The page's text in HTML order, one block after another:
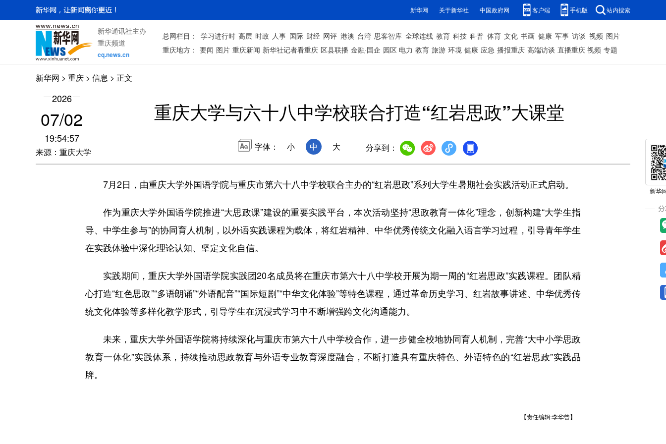
新华网 关于新华社 中国政府网 客户端 手机版 站内搜索
新华通讯社主办
重庆频道
cq.news.cn
总网栏目： 学习进行时 高层 时政 人事 国际 财经 网评 港澳 台湾 思客智库 全球连线 教育 科技 科普 体育 文化 书画 健康 军事 访谈 视频 图片
重庆地方： 要闻 图片 重庆新闻 新华社记者看重庆 区县联播 金融·国企 园区 电力 教育 旅游 环境 健康 应急 播报重庆 高端访谈 直播重庆 视频 专题
新华网 > 重庆 > 信息 > 正文
2026
07/02
19:54:57
来源：重庆大学
重庆大学与六十八中学校联合打造“红岩思政”大课堂
字体： 小 中 大 分享到：
7月2日，由重庆大学外国语学院与重庆市第六十八中学校联合主办的“红岩思政”系列大学生暑期社会实践活动正式启动。
作为重庆大学外国语学院推进“大思政课”建设的重要实践平台，本次活动坚持“思政教育一体化”理念，创新构建“大学生指
导、中学生参与”的协同育人机制，以外语实践课程为载体，将红岩精神、中华优秀传统文化融入语言学习过程，引导青年学生
在实践体验中深化理论认知、坚定文化自信。
实践期间，重庆大学外国语学院实践团20名成员将在重庆市第六十八中学校开展为期一周的“红岩思政”实践课程。团队精
心打造“红色思政”“多语朗诵”“外语配音”“国际短剧”“中华文化体验”等特色课程，通过革命历史学习、红岩故事讲述、中华优秀传
统文化体验等多样化教学形式，引导学生在沉浸式学习中不断增强跨文化沟通能力。
未来，重庆大学外国语学院将持续深化与重庆市第六十八中学校合作，进一步健全校地协同育人机制，完善“大中小学思政
教育一体化”实践体系，持续推动思政教育与外语专业教育深度融合，不断打造具有重庆特色、外语特色的“红岩思政”实践品
牌。
【责任编辑:李华曾】